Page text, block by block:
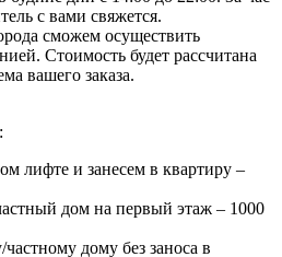
с вами свяжется.
сможем осуществить
Стоимость будет рассчитана
вашего заказа.
лифте и занесем в квартиру –
дом на первый этаж – 1000
дому без заноса в